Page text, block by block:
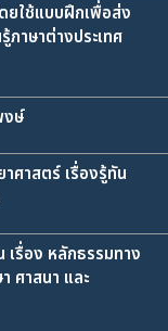
ยใช้แบบฝึกเพื่อส่ง
ภาษาต่างประเทศ
งษ์
ศาสตร์ เรื่องรู้ทัน
เรื่อง หลักธรรมทาง
ศาสนา และ